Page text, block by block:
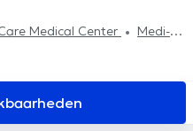
Medical Center
Medi-
des Courses
Centre médical du Val
Ostéo